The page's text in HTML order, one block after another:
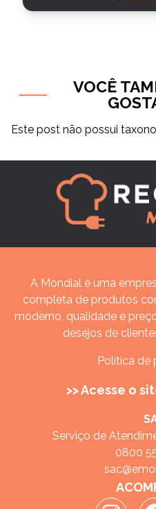
VOCÊ
Este post não possui
A Mondial é uma
completa de produtos
moderno, qualidade e
desejos de
Política de
>> Acesse o
Serviço de
0800